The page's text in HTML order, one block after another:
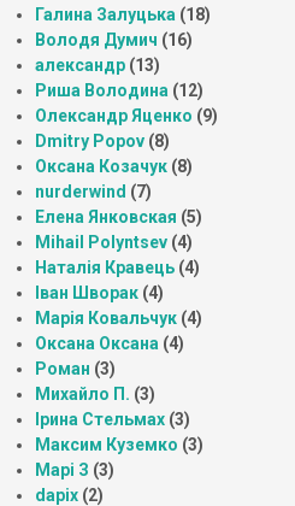
Галина Залуцька (18)
Володя Думич (16)
александр (13)
Риша Володина (12)
Олександр Яценко (9)
Dmitry Popov (8)
Оксана Козачук (8)
nurderwind (7)
Елена Янковская (5)
Mihail Polyntsev (4)
Наталія Кравець (4)
Іван Шворак (4)
Марія Ковальчук (4)
Оксана Оксана (4)
Роман (3)
Михайло П. (3)
Ірина Стельмах (3)
Максим Куземко (3)
Марі З (3)
dapix (2)